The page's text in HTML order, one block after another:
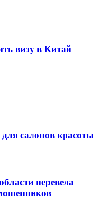
визу в Китай
салонов красоты
перевела